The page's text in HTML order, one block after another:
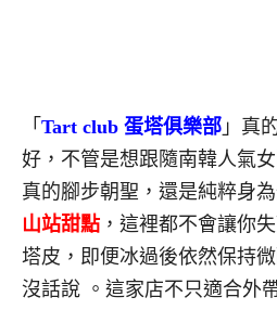
「 Tart club 蛋塔俱樂部 」真
好，不管是想跟隨南韓人氣
真的腳步朝聖，還是純粹身
山站甜點 ，這裡都不會讓你
塔皮，即便冰過後依然保持
沒話說 。 這家店不只適合外